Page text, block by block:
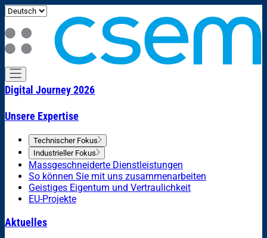
Digital Journey 2026
Unsere Expertise
Technischer Fokus
Industrieller Fokus
Massgeschneiderte Dienstleistungen
So können Sie mit uns zusammenarbeiten
Geistiges Eigentum und Vertraulichkeit
EU-Projekte
Aktuelles